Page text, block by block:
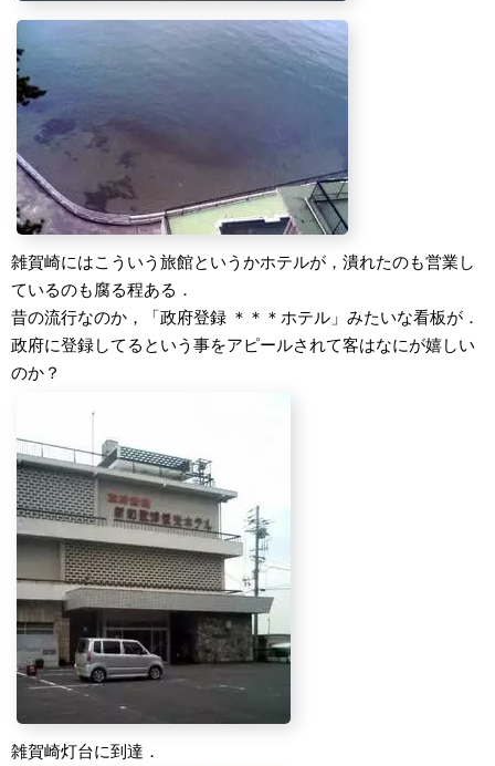
雑賀崎にはこういう旅館というかホテルが，潰れたのも営業し
ているのも腐る程ある．
昔の流行なのか，「政府登録 ＊＊＊ホテル」みたいな看板が．
政府に登録してるという事をアピールされて客はなにが嬉しい
のか？
雑賀崎灯台に到達．